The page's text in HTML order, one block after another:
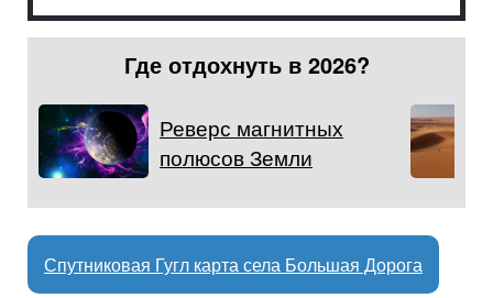
Где отдохнуть в 2026?
Реверс магнитных
полюсов Земли
Спутниковая Гугл карта села Большая Дорога